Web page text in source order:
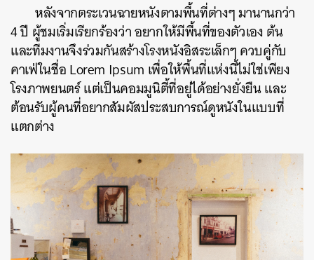
หลังจากตระเวนฉายหนังตามพื้นที่ต่างๆ มานานกว่า
4 ปี ผู้ชมเริ่มเรียกร้องว่า อยากให้มีพื้นที่ของตัวเอง ต้น
และทีมงานจึงร่วมกันสร้างโรงหนังอิสระเล็กๆ ควบคู่กับ
คาเฟ่ในชื่อ Lorem Ipsum เพื่อให้พื้นที่แห่งนี้ไม่ใช่เพียง
โรงภาพยนตร์ แต่เป็นคอมมูนิตี้ที่อยู่ได้อย่างยั่งยืน และ
ต้อนรับผู้คนที่อยากสัมผัสประสบการณ์ดูหนังในแบบที่
แตกต่าง